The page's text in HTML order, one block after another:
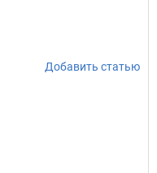
Добавить статью